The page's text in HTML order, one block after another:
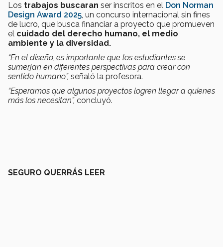
Los trabajos buscaran ser inscritos en el Don Norman
Design Award 2025, un concurso internacional sin fines
de lucro, que busca financiar a proyecto que promueven
el cuidado del derecho humano, el medio
ambiente y la diversidad.
“En el diseño, es importante que los estudiantes se
sumerjan en diferentes perspectivas para crear con
sentido humano”, señaló la profesora.
“Esperamos que algunos proyectos logren llegar a quienes
más los necesitan”, concluyó.
SEGURO QUERRÁS LEER